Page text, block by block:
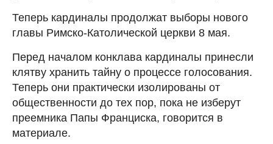
Теперь кардиналы продолжат выборы нового
главы Римско-Католической церкви 8 мая.
Перед началом конклава кардиналы принесли
клятву хранить тайну о процессе голосования.
Теперь они практически изолированы от
общественности до тех пор, пока не изберут
преемника Папы Франциска, говорится в
материале.